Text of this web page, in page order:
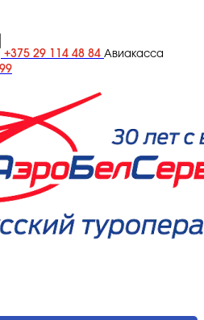
+375 29 114 48 84 Авиакасса